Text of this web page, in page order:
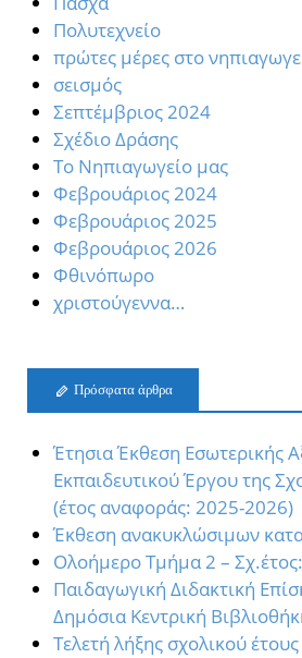
Πολυτεχνείο
πρώτες μέρες στο
σεισμός
Σεπτέμβριος 2024
Σχέδιο Δράσης
Το Νηπιαγωγείο μας
Φεβρουάριος 2024
Φεβρουάριος 2025
Φεβρουάριος 2026
Φθινόπωρο
χριστούγεννα…
Πρόσφατα άρθρα
Έτησια Έκθεση Εσωτερικής
Εκπαιδευτικού Έργου της
(έτος αναφοράς: 2025-2026)
Έκθεση ανακυκλώσιμων
Oλοήμερο Τμήμα 2 –
Παιδαγωγική Διδακτική
Δημόσια Κεντρική
Τελετή λήξης σχολικού